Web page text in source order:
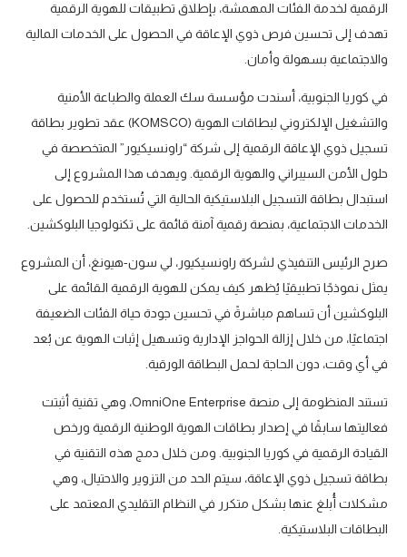
الرقمية لخدمة الفئات المهمشة، بإطلاق تطبيقات للهوية الرقمية
تهدف إلى تحسين فرص ذوي الإعاقة في الحصول على الخدمات المالية
والاجتماعية بسهولة وأمان.
في كوريا الجنوبية، أسندت مؤسسة سك العملة والطباعة الأمنية
والتشغيل الإلكتروني لبطاقات الهوية (KOMSCO) عقد تطوير بطاقة
تسجيل ذوي الإعاقة الرقمية إلى شركة “راونسيكيور” المتخصصة في
حلول الأمن السيبراني والهوية الرقمية. ويهدف هذا المشروع إلى
استبدال بطاقة التسجيل البلاستيكية الحالية التي تُستخدم للحصول على
الخدمات الاجتماعية، بمنصة رقمية آمنة قائمة على تكنولوجيا البلوكشين.
صرح الرئيس التنفيذي لشركة راونسيكيور، لي سون-هيونغ، أن المشروع
يمثل نموذجًا تطبيقيًا يُظهر كيف يمكن للهوية الرقمية القائمة على
البلوكشين أن تساهم مباشرةً في تحسين جودة حياة الفئات الضعيفة
اجتماعيًا، من خلال إزالة الحواجز الإدارية وتسهيل إثبات الهوية عن بُعد
في أي وقت، دون الحاجة لحمل البطاقة الورقية.
تستند المنظومة إلى منصة OmniOne Enterprise، وهي تقنية أثبتت
فعاليتها سابقًا في إصدار بطاقات الهوية الوطنية الرقمية ورخص
القيادة الرقمية في كوريا الجنوبية. ومن خلال دمج هذه التقنية في
بطاقة تسجيل ذوي الإعاقة، سيتم الحد من التزوير والاحتيال، وهي
مشكلات أُبلغ عنها بشكل متكرر في النظام التقليدي المعتمد على
البطاقات البلاستيكية.